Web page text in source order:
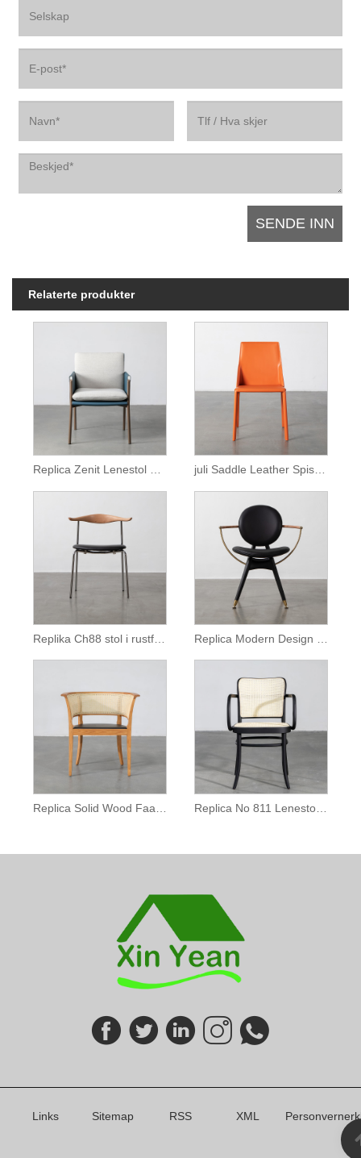
Relaterte produkter
Replika Ch88 stol i rustfritt stål
Links Sitemap RSS XML